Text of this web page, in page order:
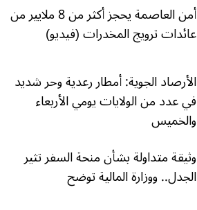
أمن العاصمة يحجز أكثر من 8 ملايير من
عائدات ترويج المخدرات (فيديو)
الأرصاد الجوية: أمطار رعدية وحر شديد
في عدد من الولايات يومي الأربعاء
والخميس
وثيقة متداولة بشأن منحة السفر تثير
الجدل.. ووزارة المالية توضح